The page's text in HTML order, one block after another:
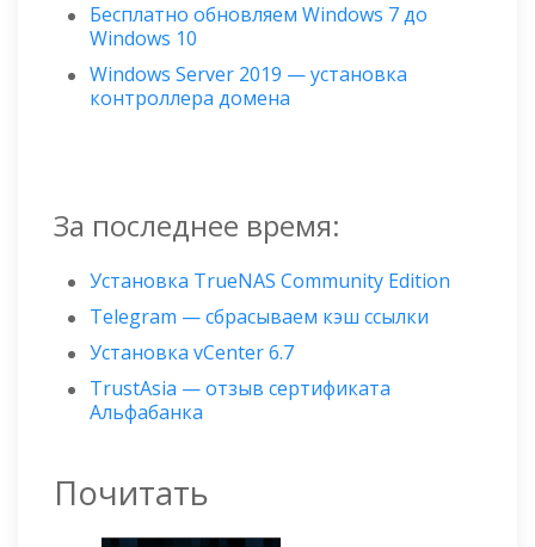
Бесплатно обновляем Windows 7 до
Windows 10
Windows Server 2019 — установка
контроллера домена
За последнее время:
Установка TrueNAS Community Edition
Telegram — сбрасываем кэш ссылки
Установка vCenter 6.7
TrustAsia — отзыв сертификата
Альфабанка
Почитать